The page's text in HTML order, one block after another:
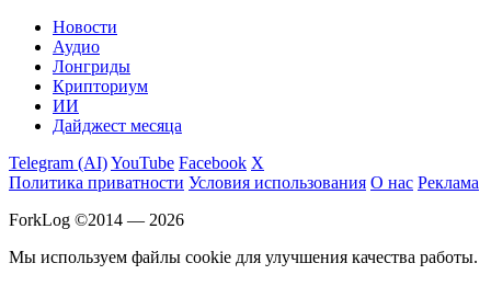
Новости
Аудио
Лонгриды
Крипториум
ИИ
Дайджест месяца
Telegram (AI)YouTube Facebook X
Политика приватности Условия использования О нас Реклама
ForkLog ©2014 — 2026
Мы используем файлы cookie для улучшения качества работы.